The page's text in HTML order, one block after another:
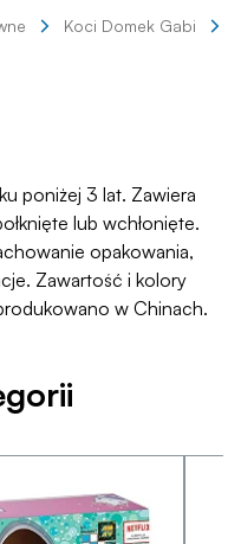
Koci Domek Gabi
poniżej 3 lat. Zawiera
lub wchłonięte.
opakowania,
Zawartość i kolory
w Chinach.